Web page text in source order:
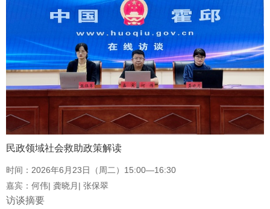
民政领域社会救助政策解读
时间： 2026年6月23日（周二）15:00—16:30
嘉宾： 何伟| 龚晓月| 张保翠
访谈摘要